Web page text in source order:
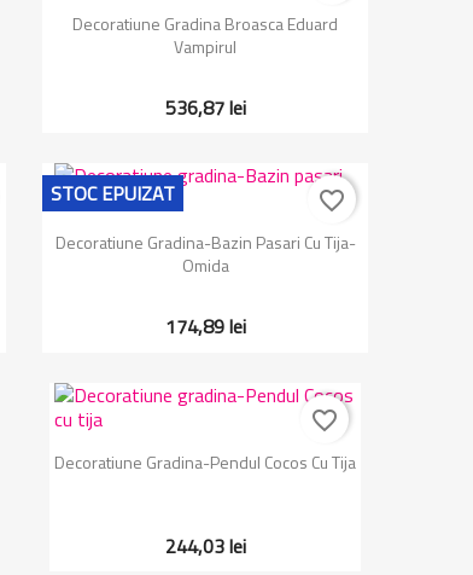
Vizualizare rapida
Decoratiune Gradina Broasca Eduard
Vampirul
536,87 lei
 Vizualizare rapida
Decoratiune Gradina-Bazin Pasari Cu Tija-
Omida
174,89 lei
STOC EPUIZAT favorite_border
Vizualizare rapida
Decoratiune Gradina-Pendul Cocos Cu Tija
244,03 lei
favorite_border